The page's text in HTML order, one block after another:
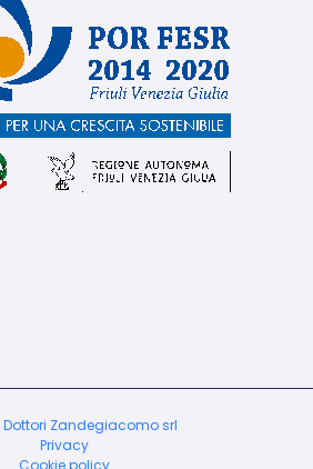
Dottori Zandegiacomo srl
Privacy
Cookie policy